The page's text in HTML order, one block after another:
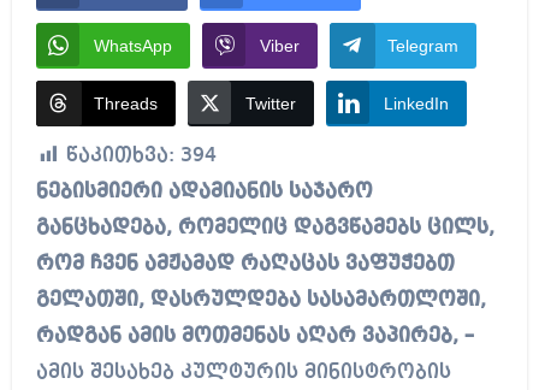
WhatsApp Viber Telegram
Threads Twitter LinkedIn
წაკითხვა: 394
ნებისმიერი ადამიანის საჯარო
განცხადება, რომელიც დაგვწამებს ცილს,
რომ ჩვენ ამჟამად რაღაცას ვაფუჭებთ
გელათში, დასრულდება სასამართლოში,
რადგან ამის მოთმენას აღარ ვაპირებ, –
ამის შესახებ კულტურის მინისტრობის